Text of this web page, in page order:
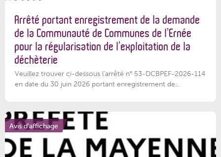
Arrêté portant enregistrement de la demande
de la Communauté de Communes de l’Ernée
pour la régularisation de l’exploitation de la
déchèterie
Veuillez trouver ci-dessous l'arrêté n° 53-DCBPEF-2026-114
en date du 30 juin 2026 portant enregistrement de...
Avis d'affichage